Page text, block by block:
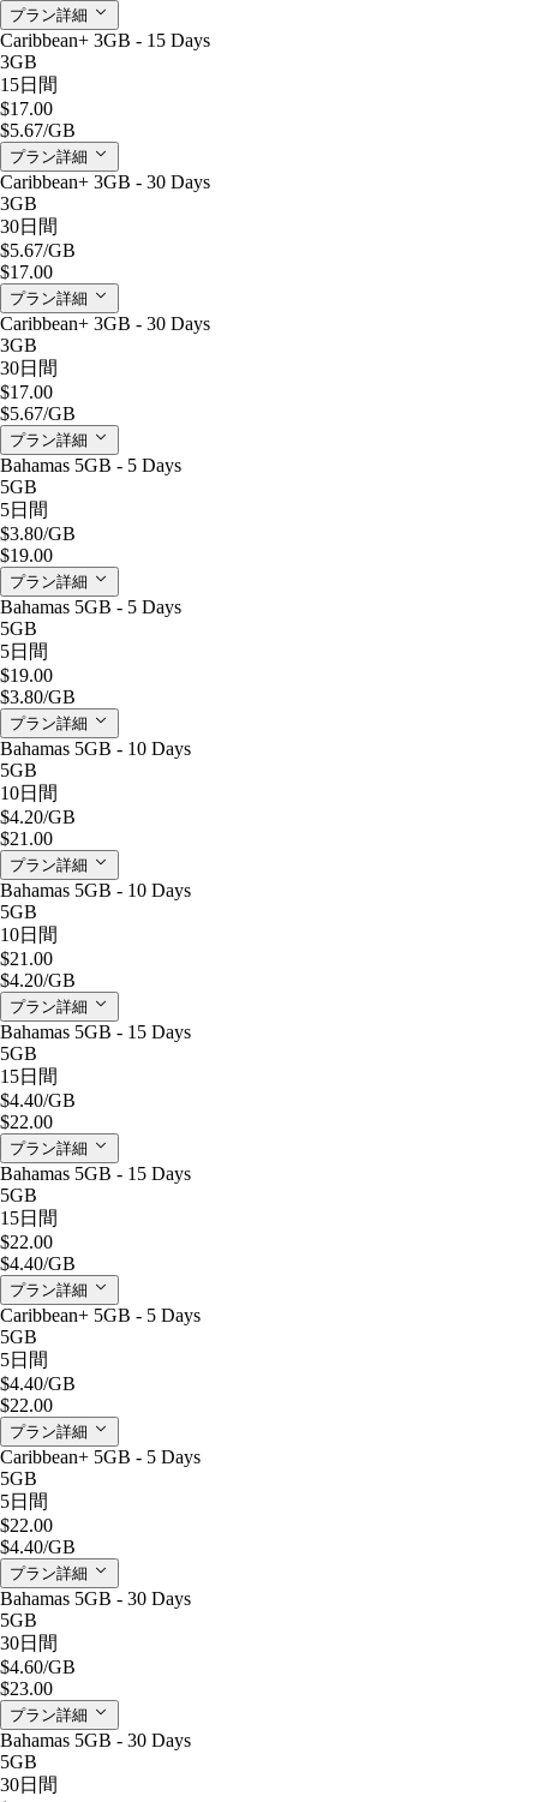
プラン詳細
Caribbean+ 3GB - 15 Days
3GB
15日間
$17.00
$5.67/GB
プラン詳細
Caribbean+ 3GB - 30 Days
3GB
30日間
$5.67/GB
$17.00
プラン詳細
Caribbean+ 3GB - 30 Days
3GB
30日間
$17.00
$5.67/GB
プラン詳細
Bahamas 5GB - 5 Days
5GB
5日間
$3.80/GB
$19.00
プラン詳細
Bahamas 5GB - 5 Days
5GB
5日間
$19.00
$3.80/GB
プラン詳細
Bahamas 5GB - 10 Days
5GB
10日間
$4.20/GB
$21.00
プラン詳細
Bahamas 5GB - 10 Days
5GB
10日間
$21.00
$4.20/GB
プラン詳細
Bahamas 5GB - 15 Days
5GB
15日間
$4.40/GB
$22.00
プラン詳細
Bahamas 5GB - 15 Days
5GB
15日間
$22.00
$4.40/GB
プラン詳細
Caribbean+ 5GB - 5 Days
5GB
5日間
$4.40/GB
$22.00
プラン詳細
Caribbean+ 5GB - 5 Days
5GB
5日間
$22.00
$4.40/GB
プラン詳細
Bahamas 5GB - 30 Days
5GB
30日間
$4.60/GB
$23.00
プラン詳細
Bahamas 5GB - 30 Days
5GB
30日間